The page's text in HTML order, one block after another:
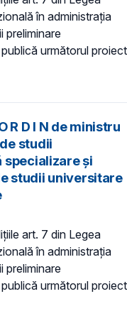
în administraţia
preliminare
următorul proiect
R D I N de ministru
studii
specializare și
studii universitare
art. 7 din Legea
în administraţia
preliminare
următorul proiect